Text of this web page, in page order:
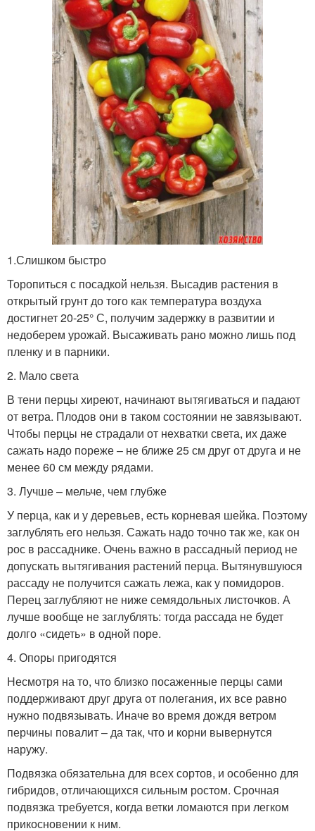
1.Слишком быстро
Торопиться с посадкой нельзя. Высадив растения в
открытый грунт до того как температура воздуха
достигнет 20-25° С, получим задержку в развитии и
недоберем урожай. Высаживать рано можно лишь под
пленку и в парники.
2. Мало света
В тени перцы хиреют, начинают вытягиваться и падают
от ветра. Плодов они в таком состоянии не завязывают.
Чтобы перцы не страдали от нехватки света, их даже
сажать надо пореже – не ближе 25 см друг от друга и не
менее 60 см между рядами.
3. Лучше – мельче, чем глубже
У перца, как и у деревьев, есть корневая шейка. Поэтому
заглублять его нельзя. Сажать надо точно так же, как он
рос в рассаднике. Очень важно в рассадный период не
допускать вытягивания растений перца. Вытянувшуюся
рассаду не получится сажать лежа, как у помидоров.
Перец заглубляют не ниже семядольных листочков. А
лучше вообще не заглублять: тогда рассада не будет
долго «сидеть» в одной поре.
4. Опоры пригодятся
Несмотря на то, что близко посаженные перцы сами
поддерживают друг друга от полегания, их все равно
нужно подвязывать. Иначе во время дождя ветром
перчины повалит – да так, что и корни вывернутся
наружу.
Подвязка обязательна для всех сортов, и особенно для
гибридов, отличающихся сильным ростом. Срочная
подвязка требуется, когда ветки ломаются при легком
прикосновении к ним.